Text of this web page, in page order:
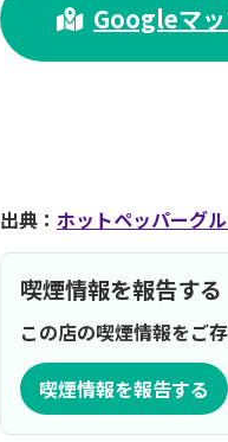
Googleマ
出典： ホットペッパーグ
喫煙情報を報告する
この店の喫煙情報をご
喫煙情報を報告する